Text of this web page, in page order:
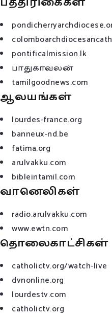
pontificalmission.lk
பாதுகாவலன்
tamilgoodnews.com
ஆலயங்கள்
lourdes-france.org
banneux-nd.be
fatima.org
arulvakku.com
bibleintamil.com
வானெலிகள்
radio.arulvakku.com
www.ewtn.com
தொலைகாட்சிகள்
catholictv.org/watch-live
dvnonline.org
lourdestv.com
catholictv.org